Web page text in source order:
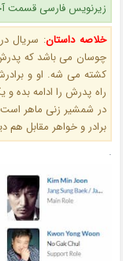
زیرنویس فارسی قسمت
خلاصه داستان: سریال
چوسان می باشد که
کشته می شه. او و
راه پدرش را ادامه بده
در شمشیر زنی ماهر
برادر و خواهر مقابل هم
.